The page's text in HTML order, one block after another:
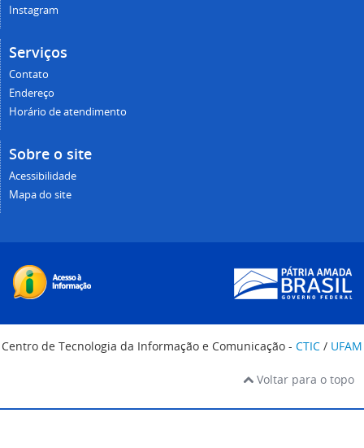
Instagram
Serviços
Contato
Endereço
Horário de atendimento
Sobre o site
Acessibilidade
Mapa do site
Centro de Tecnologia da Informação e Comunicação - CTIC / UFAM
Voltar para o topo